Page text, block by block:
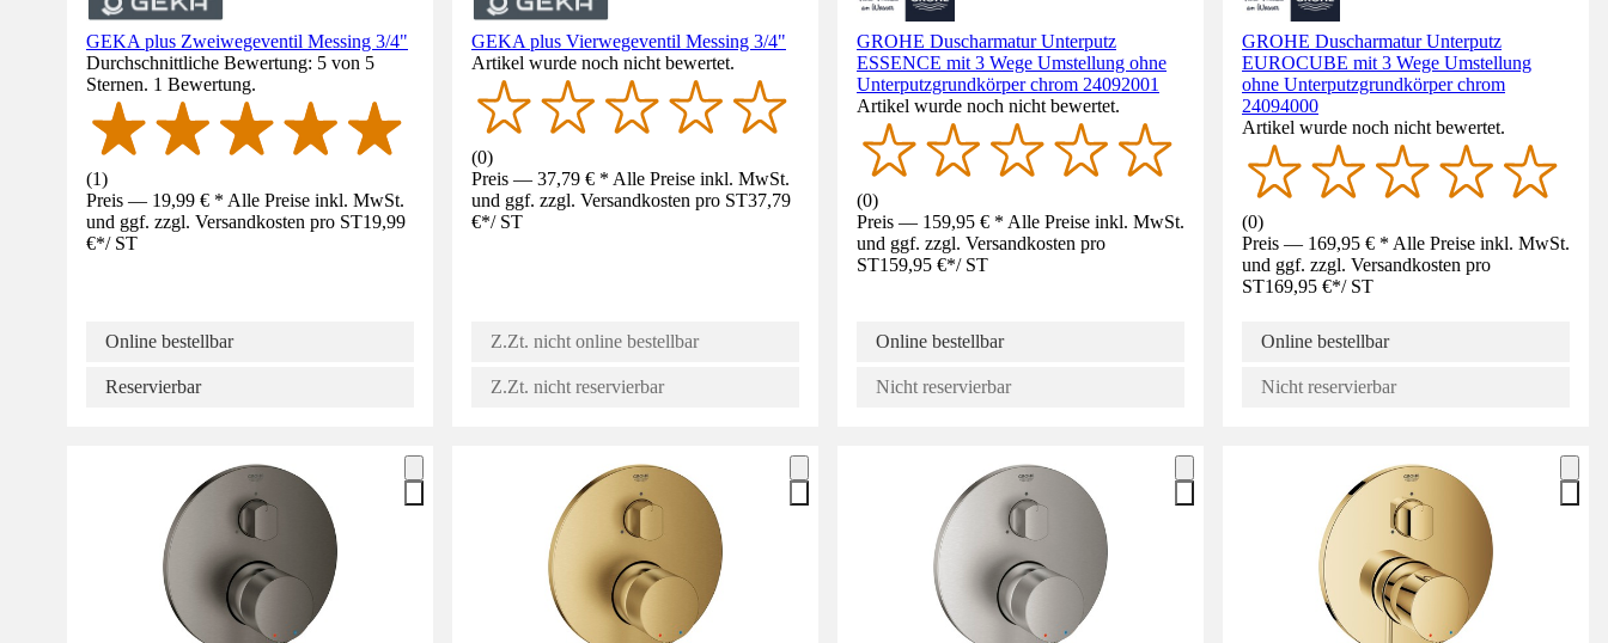
GEKA plus Zweiwegeventil Messing 3/4"
Durchschnittliche Bewertung: 5 von 5
Sternen. 1 Bewertung.
(1)
Preis — 19,99 € * Alle Preise inkl. MwSt.
und ggf. zzgl. Versandkosten pro ST19,99
€*/ ST
Online bestellbar
Reservierbar
GEKA plus Vierwegeventil Messing 3/4"
Artikel wurde noch nicht bewertet.
(0)
Preis — 37,79 € * Alle Preise inkl. MwSt.
und ggf. zzgl. Versandkosten pro ST37,79
€*/ ST
Z.Zt. nicht online bestellbar
Z.Zt. nicht reservierbar
GROHE Duscharmatur Unterputz
ESSENCE mit 3 Wege Umstellung ohne
Unterputzgrundkörper chrom 24092001
Artikel wurde noch nicht bewertet.
(0)
Preis — 159,95 € * Alle Preise inkl. MwSt.
und ggf. zzgl. Versandkosten pro
ST159,95 €*/ ST
Online bestellbar
Nicht reservierbar
GROHE Duscharmatur Unterputz
EUROCUBE mit 3 Wege Umstellung
ohne Unterputzgrundkörper chrom
24094000
Artikel wurde noch nicht bewertet.
(0)
Preis — 169,95 € * Alle Preise inkl. MwSt.
und ggf. zzgl. Versandkosten pro
ST169,95 €*/ ST
Online bestellbar
Nicht reservierbar